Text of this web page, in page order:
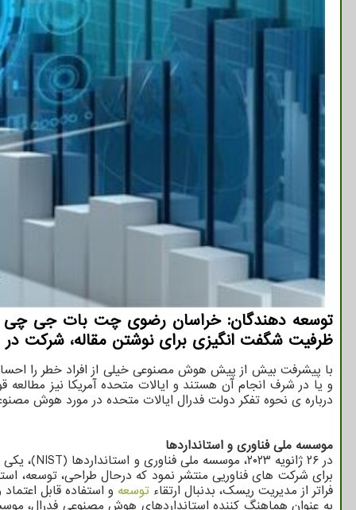
ظرفیت شگفت انگیزی برای نوشتن مقاله، شرکت
با پیشرفت بیش از پیش هوش مصنوعی خیلی از افراد خطر را
و یا در شرف انجام آن هستند و ایالات متحده آمریکا نیز
درباره ی نحوه تفکر دولت فدرال ایالات متحده در مورد هوش
موسسه ملی فناوری و استانداردها
برای شرکت های فناوریی منتشر نمود که درحال طراحی،
فراتر از مدیریت ریسک، بدنبال ارتقاء توسعه و استفاده قابل
به عنوان هماهنگ کننده استانداردهای هوش مصنوعی فدرال،